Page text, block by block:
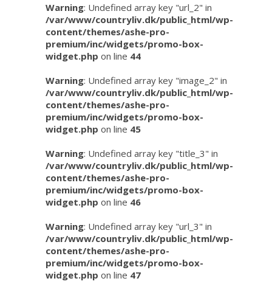
Warning: Undefined array key "url_2" in
/var/www/countryliv.dk/public_html/wp-
content/themes/ashe-pro-
premium/inc/widgets/promo-box-
widget.php on line 44
Warning: Undefined array key "image_2" in
/var/www/countryliv.dk/public_html/wp-
content/themes/ashe-pro-
premium/inc/widgets/promo-box-
widget.php on line 45
Warning: Undefined array key "title_3" in
/var/www/countryliv.dk/public_html/wp-
content/themes/ashe-pro-
premium/inc/widgets/promo-box-
widget.php on line 46
Warning: Undefined array key "url_3" in
/var/www/countryliv.dk/public_html/wp-
content/themes/ashe-pro-
premium/inc/widgets/promo-box-
widget.php on line 47